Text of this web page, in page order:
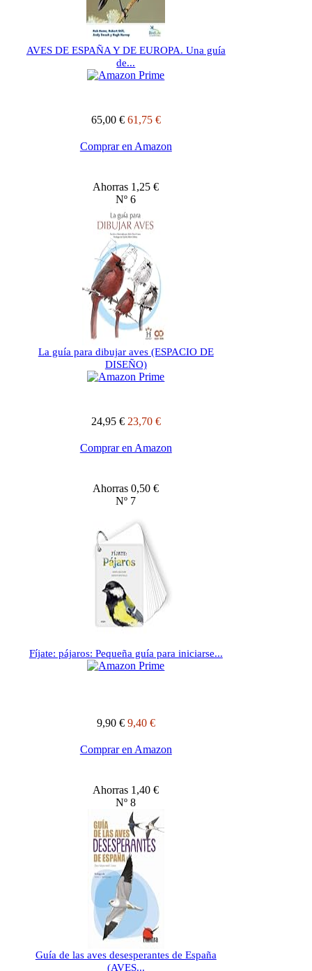
AVES DE ESPAÑA Y DE EUROPA. Una guía
de...
65,00 € 61,75 €
Comprar en Amazon
Ahorras 1,25 €
Nº 6
La guía para dibujar aves (ESPACIO DE
DISEÑO)
24,95 € 23,70 €
Comprar en Amazon
Ahorras 0,50 €
Nº 7
Fíjate: pájaros: Pequeña guía para iniciarse...
9,90 € 9,40 €
Comprar en Amazon
Ahorras 1,40 €
Nº 8
Guía de las aves desesperantes de España
(AVES...